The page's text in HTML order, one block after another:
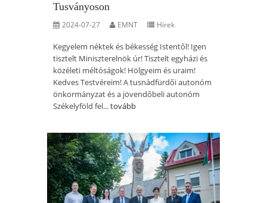
Tusványoson
2024-07-27 EMNT Hírek
Kegyelem néktek és békesség Istentől! Igen
tisztelt Miniszterelnök úr! Tisztelt egyházi és
közéleti méltóságok! Hölgyeim és uraim!
Kedves Testvéreim! A tusnádfürdői autonóm
önkormányzat és a jövendőbeli autonóm
Székelyföld fel...tovább